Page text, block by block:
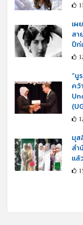
เผ
สา
ปีก่
“นู
คว้
มุส
สำ
แล้